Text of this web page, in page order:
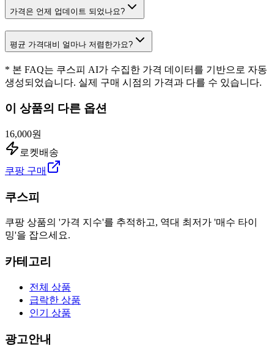
가격은 언제 업데이트 되었나요?
평균 가격대비 얼마나 저렴한가요?
* 본 FAQ는 쿠스피 AI가 수집한 가격 데이터를 기반으로 자동
생성되었습니다. 실제 구매 시점의 가격과 다를 수 있습니다.
이 상품의 다른 옵션
16,000원
로켓배송
쿠팡 구매
쿠스피
쿠팡 상품의 '가격 지수'를 추적하고, 역대 최저가 '매수 타이
밍'을 잡으세요.
카테고리
전체 상품
급락한 상품
인기 상품
광고안내